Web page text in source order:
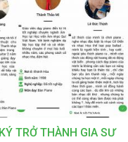
TRỞ THÀNH GIA SƯ